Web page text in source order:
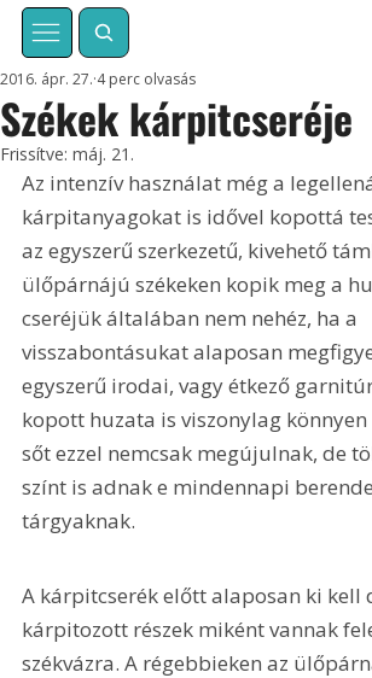
Székek kárpitcseréje
2016. ápr. 27. 4 perc olvasás
Frissítve:máj. 21.
Az intenzív használat még a
kárpitanyagokat is idővel kopottá
az egyszerű szerkezetű, kivehető
ülőpárnájú székeken kopik meg a
cseréjük általában nem nehéz, ha a
visszabontásukat alaposan
egyszerű irodai, vagy étkező
kopott huzata is viszonylag
sőt ezzel nemcsak megújulnak, de
színt is adnak e mindennapi
tárgyaknak.
A kárpitcserék előtt alaposan ki kell
kárpitozott részek miként vannak
székvázra. A régebbieken az